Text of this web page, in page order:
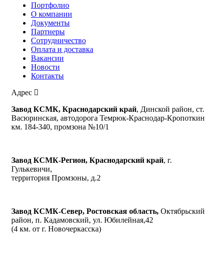
Портфолио
О компании
Документы
Партнеры
Сотрудничество
Оплата и доставка
Вакансии
Новости
Контакты
Адрес
Завод КСМК, Краснодарский край, Динской район, ст.
Васюринская, автодорога Темрюк-Краснодар-Кропоткин
км. 184-340, промзона №10/1
Завод КСМК-Регион, Краснодарский край, г.
Гулькевичи,
территория Промзоны, д.2
Завод КСМК-Север, Ростовская область, Октябрьский
район, п. Кадамовский, ул. Юбилейная,42
(4 км. от г. Новочеркасска)